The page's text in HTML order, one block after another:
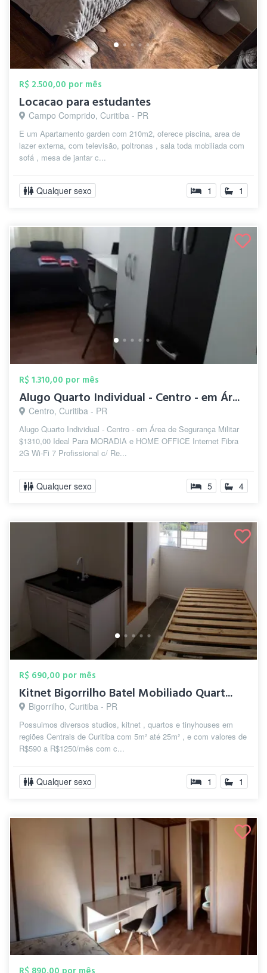
R$ 2.500,00 por mês
Locacao para estudantes
Campo Comprido, Curitiba - PR
E um Apartamento garden com 210m2, oferece piscina, area de
lazer externa, com televisão, poltronas , sala toda mobiliada com
sofá , mesa de jantar c...
Qualquer sexo 1 1
R$ 1.310,00 por mês
Alugo Quarto Individual - Centro - em Ár...
Centro, Curitiba - PR
Alugo Quarto Individual - Centro - em Área de Segurança Militar
$1310,00 Ideal Para MORADIA e HOME OFFICE Internet Fibra
2G Wi-Fi 7 Profissional c/ Re...
Qualquer sexo 5 4
R$ 690,00 por mês
Kitnet Bigorrilho Batel Mobiliado Quart...
Bigorrilho, Curitiba - PR
Possuimos diversos studios, kitnet , quartos e tinyhouses em
regiões Centrais de Curitiba com 5m² até 25m² , e com valores de
R$590 a R$1250/mês com c...
Qualquer sexo 1 1